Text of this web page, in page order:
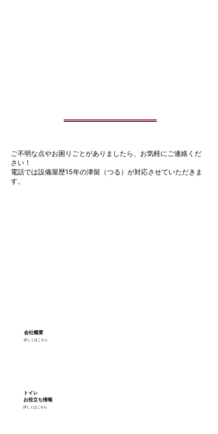
ご不明な点やお困りごとがありましたら、お気軽にご連絡くだ
さい！
電話では設備屋歴15年の津留（つる）が対応させていただきま
す。
詳しくはこちら
会社概要
詳しくはこちら
トイレ
お役立ち情報